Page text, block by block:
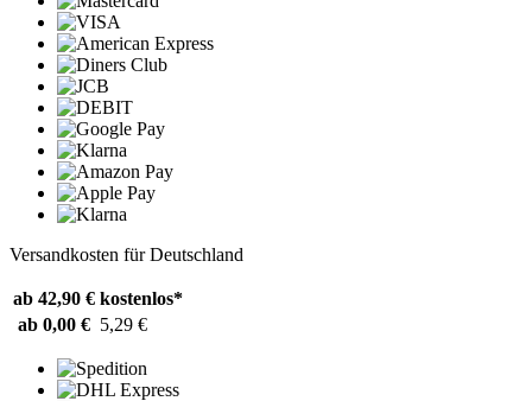
Versandkosten für Deutschland
ab 42,90 € kostenlos*
ab 0,00 € 5,29 €